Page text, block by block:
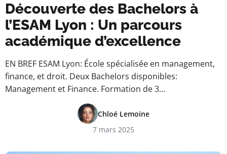
Découverte des Bachelors à
l’ESAM Lyon : Un parcours
académique d’excellence
EN BREF ESAM Lyon: École spécialisée en management,
finance, et droit. Deux Bachelors disponibles:
Management et Finance. Formation de 3…
Chloé Lemoine
7 mars 2025